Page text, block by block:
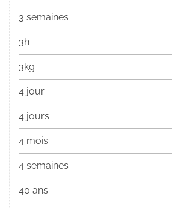
3 semaines
3h
3kg
4 jour
4 jours
4 mois
4 semaines
40 ans